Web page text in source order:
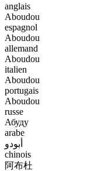
anglais
Aboudou
espagnol
Aboudou
allemand
Aboudou
italien
Aboudou
portugais
Aboudou
russe
Абуду
arabe
أبودو
chinois
阿布杜